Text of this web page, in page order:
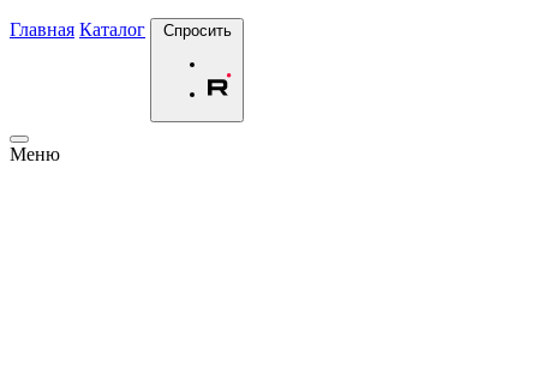
Главная Каталог Спросить
Меню